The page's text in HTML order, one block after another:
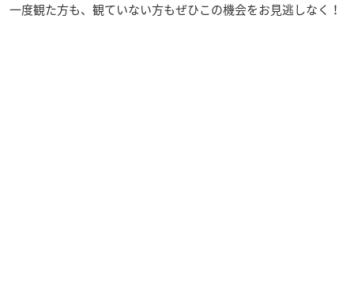
一度観た方も、観ていない方もぜひこの機会をお見逃しなく！